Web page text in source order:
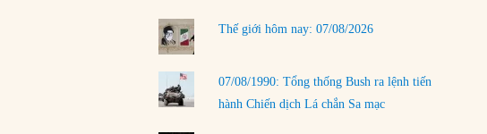
LOAD MORE
Thế giới hôm nay: 07/08/2026
07/08/1990: Tổng thống Bush ra lệnh tiến
hành Chiến dịch Lá chắn Sa mạc